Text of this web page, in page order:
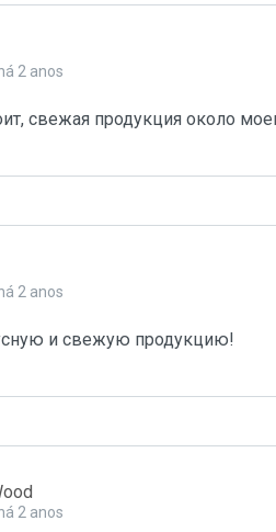
há 2 anos
свежая продукция около
há 2 anos
и свежую продукцию!
há 2 anos